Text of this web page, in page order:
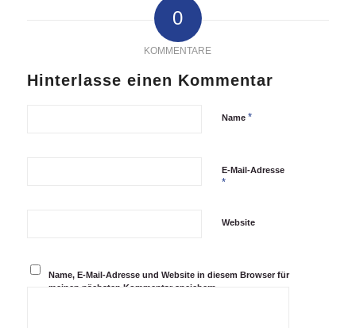
0
KOMMENTARE
Hinterlasse einen Kommentar
Name *
E-Mail-Adresse
*
Website
Name, E-Mail-Adresse und Website in diesem Browser für
meinen nächsten Kommentar speichern.